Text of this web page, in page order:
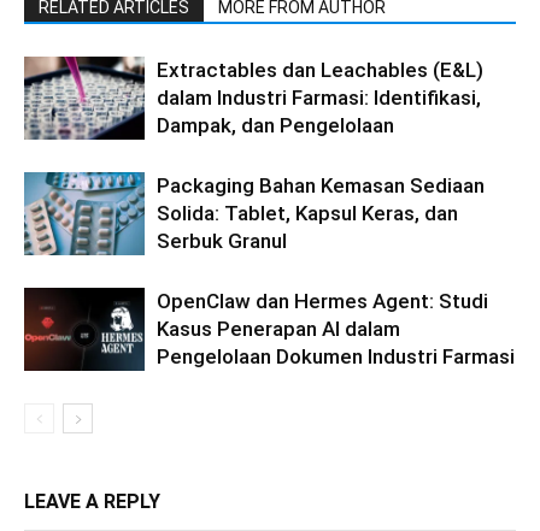
RELATED ARTICLES MORE FROM AUTHOR
Extractables dan Leachables (E&L)
dalam Industri Farmasi: Identifikasi,
Dampak, dan Pengelolaan
Packaging Bahan Kemasan Sediaan
Solida: Tablet, Kapsul Keras, dan
Serbuk Granul
OpenClaw dan Hermes Agent: Studi
Kasus Penerapan AI dalam
Pengelolaan Dokumen Industri Farmasi
LEAVE A REPLY